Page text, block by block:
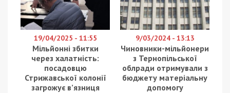
19/04/2025 - 11:55
Мільйонні збитки
через халатність:
посадовцю
Стрижавської колонії
загрожує в’язниця
9/03/2024 - 13:13
Чиновники-мільйонери
з Тернопільської
облради отримували з
бюджету матеріальну
допомогу